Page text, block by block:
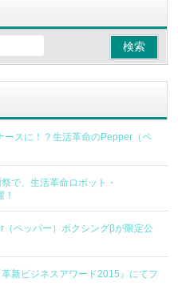
ースに！？生活革命のPepper（ペ
で、生活革命ロボット・
ペッパー）ボクシングβが限定公
新ビジネスアワード2015』にてフ